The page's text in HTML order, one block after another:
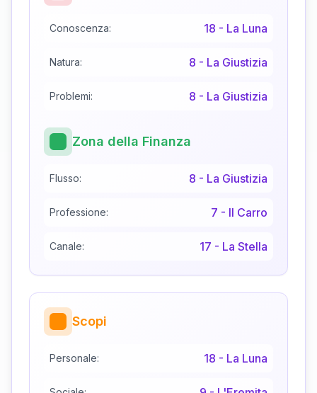
Conoscenza: 18 - La Luna
Natura: 8 - La Giustizia
Problemi: 8 - La Giustizia
Zona della Finanza
Flusso: 8 - La Giustizia
Professione: 7 - Il Carro
Canale: 17 - La Stella
Scopi
Personale: 18 - La Luna